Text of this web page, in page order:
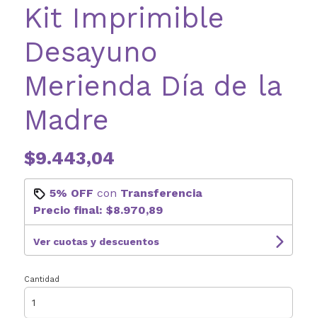
Kit Imprimible
Desayuno
Merienda Día de la
Madre
$9.443,04
5% OFF con Transferencia
Precio final: $8.970,89
Ver cuotas y descuentos
Cantidad